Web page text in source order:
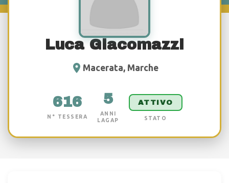
Luca Giacomazzi
Macerata, Marche
616
N° TESSERA
5
ANNI
LAGAP
ATTIVO
STATO